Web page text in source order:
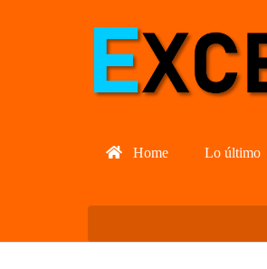
Home Lo último